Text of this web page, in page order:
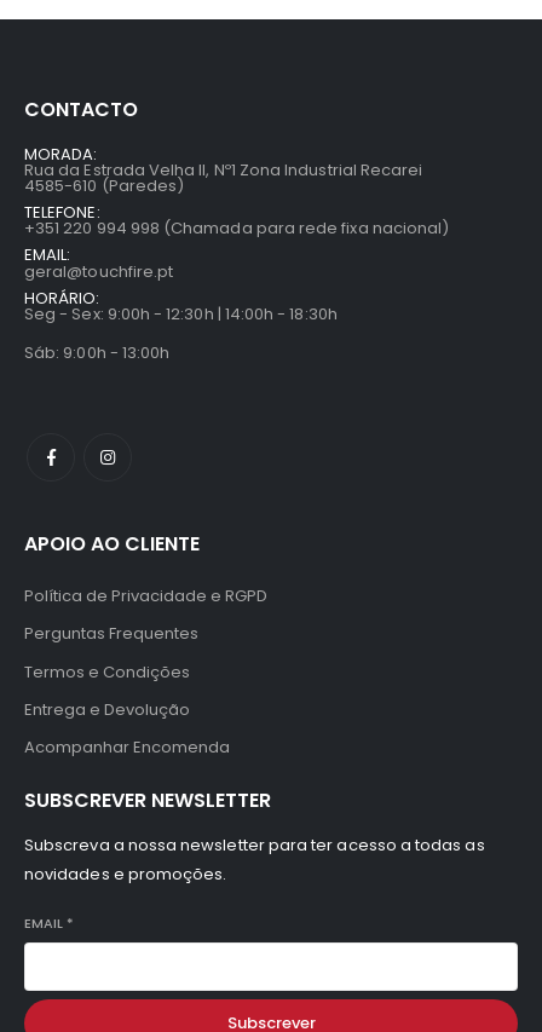
CONTACTO
MORADA:
Rua da Estrada Velha II, Nº1 Zona Industrial Recarei
4585-610 (Paredes)
TELEFONE:
+351 220 994 998 (Chamada para rede fixa nacional)
EMAIL:
geral@touchfire.pt
HORÁRIO:
Seg - Sex: 9:00h - 12:30h | 14:00h - 18:30h
Sáb: 9:00h - 13:00h
APOIO AO CLIENTE
Política de Privacidade e RGPD
Perguntas Frequentes
Termos e Condições
Entrega e Devolução
Acompanhar Encomenda
SUBSCREVER NEWSLETTER
Subscreva a nossa newsletter para ter acesso a todas as
novidades e promoções.
EMAIL *
Subscrever